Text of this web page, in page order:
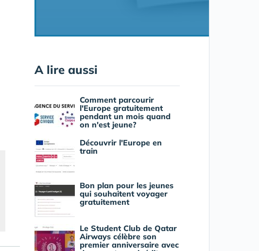
A lire aussi
Comment parcourir
l'Europe gratuitement
pendant un mois quand
on n'est jeune?
Découvrir l'Europe en
train
Bon plan pour les jeunes
qui souhaitent voyager
gratuitement
Le Student Club de Qatar
Airways célèbre son
premier anniversaire avec